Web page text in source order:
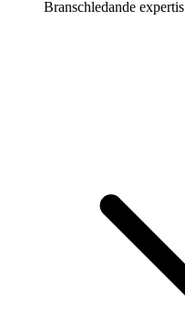
Branschledande expertis